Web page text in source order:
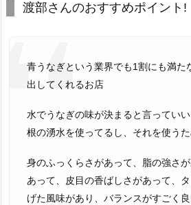
渡部さんのおすすめポイント!
青うなぎという業界でも1割にも満た
出してくれるお店
水でうなぎの味が決まると言ってい
根の湧水を使ってるし、それを使うた
身のふっくらさがあって、脂の強さ
あって、皮目の香ばしさがあって、
げた風味があり、バランスがすごく良